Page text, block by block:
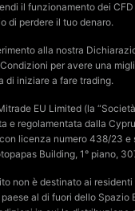
il funzionamento dei
di perdere il tuo denaro.
alla nostra
per avere una
di iniziare a fare trading.
EU Limited (la
e regolamentata dalla
licenza numero 438/23 e
Building, 1° piano,
non è destinato ai
al di fuori dello Spazio